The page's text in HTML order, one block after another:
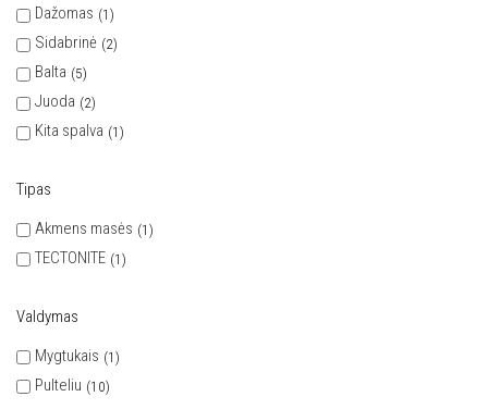
Dažomas
1
Sidabrinė 2
Balta 5
Juoda 2
Kita spalva 1
Tipas
Akmens masės
1
TECTONITE 1
Valdymas
Mygtukais
1
Pulteliu 10